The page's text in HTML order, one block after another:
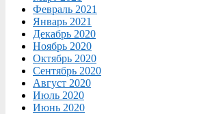
Февраль 2021
Январь 2021
Декабрь 2020
Ноябрь 2020
Октябрь 2020
Сентябрь 2020
Август 2020
Июль 2020
Июнь 2020